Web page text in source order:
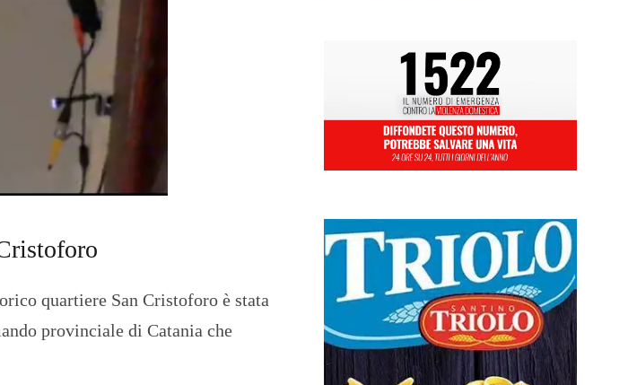
quartiere San Cristoforo è stata
provinciale di Catania che